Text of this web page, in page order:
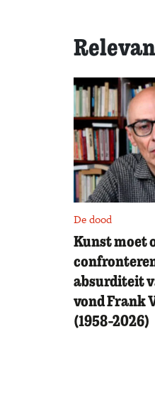
De dood
Kunst moet
absurditeit
vond Frank
(1958-2026)